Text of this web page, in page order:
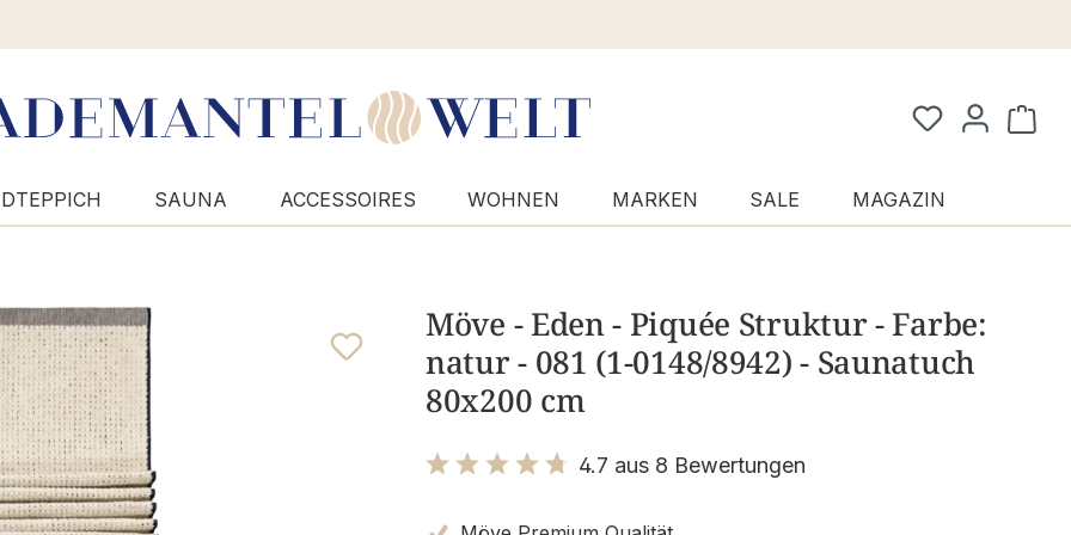
SAUNA ACCESSOIRES WOHNEN MARKEN SALE MAGAZIN
Möve - Eden - Piquée Struktur - Farbe:
natur - 081 (1-0148/8942) - Saunatuch
80x200 cm
4.7 aus 8 Bewertungen